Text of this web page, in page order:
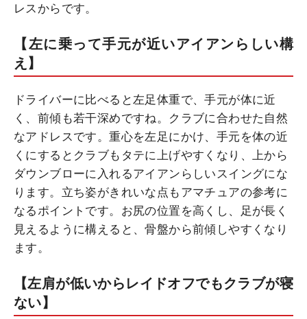
レスからです。
【左に乗って手元が近いアイアンらしい構
え】
ドライバーに比べると左足体重で、手元が体に近
く、前傾も若干深めですね。クラブに合わせた自然
なアドレスです。重心を左足にかけ、手元を体の近
くにするとクラブもタテに上げやすくなり、上から
ダウンブローに入れるアイアンらしいスイングにな
ります。立ち姿がきれいな点もアマチュアの参考に
なるポイントです。お尻の位置を高くし、足が長く
見えるように構えると、骨盤から前傾しやすくなり
ます。
【左肩が低いからレイドオフでもクラブが寝
ない】